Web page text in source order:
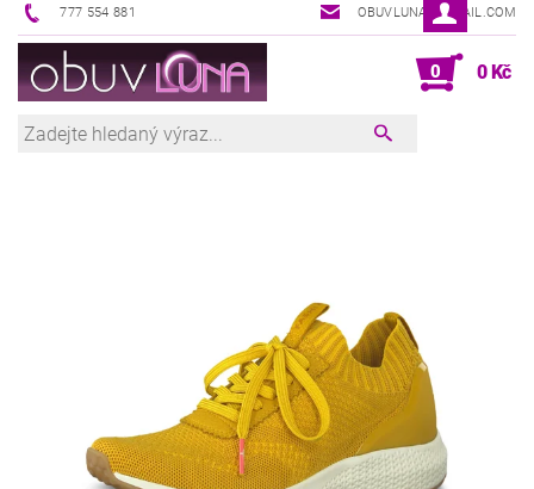
777 554 881 OBUVLUNA@GMAIL.COM
0 0 Kč